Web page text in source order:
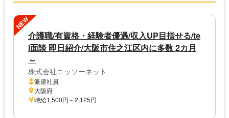
NEW
介護職/有資格・経験者優遇/収入UP目指せる/te
l面談 即日紹介/大阪市住之江区内に多数 2カ月
～
株式会社ニッソーネット
派遣社員
大阪府
時給1,500円～2,125円